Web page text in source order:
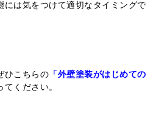
は気をつけて適切なタイミングで
ひこちらの 「外壁塗装がはじめての
ください。